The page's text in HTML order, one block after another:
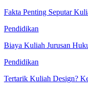
Fakta Penting Seputar
Pendidikan
Biaya Kuliah Jurusan
Pendidikan
Tertarik Kuliah Design?